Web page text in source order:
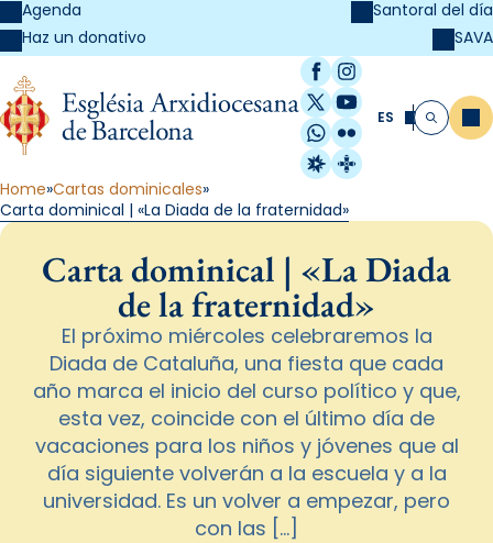
Agenda
Haz un donativo
Santoral del día
SAVA
Facebook
Instagram
X / Twitter
YouTube
WhatsApp
Flickr
Radio Estel
Catalunya
ES Buscar
Home Cartas dominicales
Carta dominical | «La Diada de la fraternidad»
Carta dominical | «La Diada
de la fraternidad»
El próximo miércoles celebraremos la
Diada de Cataluña, una fiesta que cada
año marca el inicio del curso político y que,
esta vez, coincide con el último día de
vacaciones para los niños y jóvenes que al
día siguiente volverán a la escuela y a la
universidad. Es un volver a empezar, pero
con las […]